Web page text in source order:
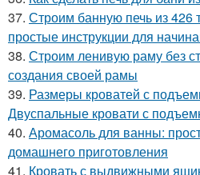
37. Строим банную печь из 426
простые инструкции для
38. Строим ленивую раму без
создания своей рамы
39. Размеры кроватей с
Двуспальные кровати с
40. Аромасоль для ванны:
домашнего приготовления
41. Кровать с выдвижными